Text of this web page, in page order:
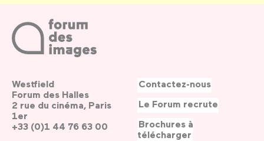
Westfield
Forum des Halles
2 rue du cinéma, Paris
1er
+33 (0)1 44 76 63 00
Contactez-nous
Le Forum recrute
Brochures à
télécharger